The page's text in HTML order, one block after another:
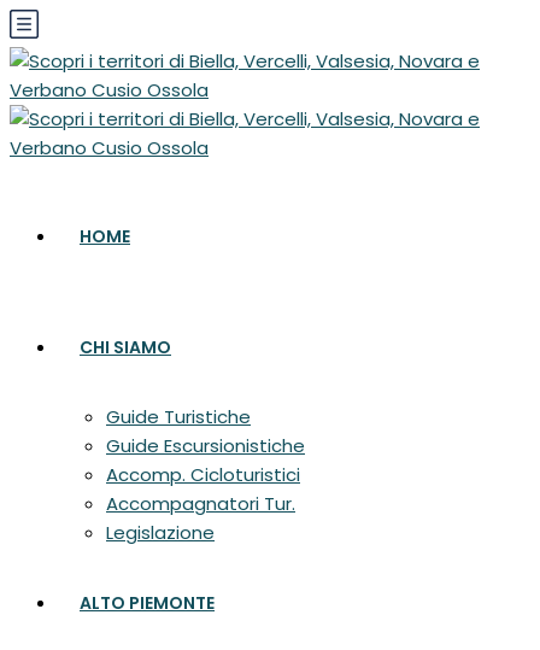
HOME
CHI SIAMO
Guide Turistiche
Guide Escursionistiche
Accomp. Cicloturistici
Accompagnatori Tur.
Legislazione
ALTO PIEMONTE